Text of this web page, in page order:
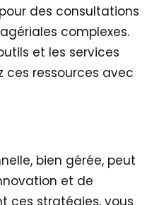
des consultations
complexes.
et les services
ces ressources avec
bien gérée, peut
et de
ces stratégies, vous